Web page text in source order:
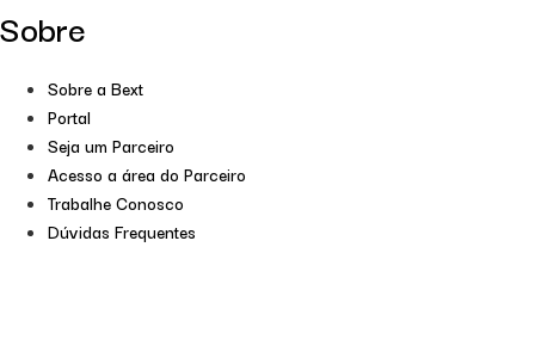
Sobre
Sobre a Bext
Portal
Seja um Parceiro
Acesso a área do Parceiro
Trabalhe Conosco
Dúvidas Frequentes